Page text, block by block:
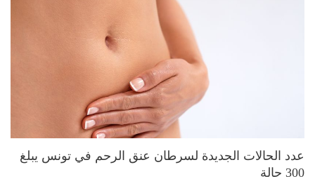
عدد الحالات الجديدة لسرطان عنق الرحم في تونس يبلغ
300 حالة